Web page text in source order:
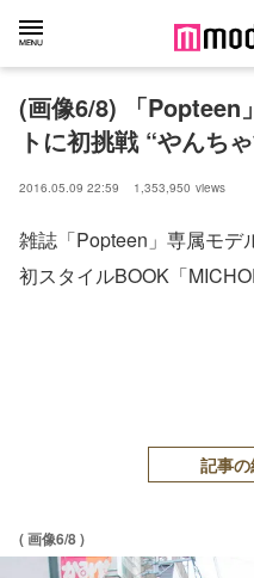
(画像6/8) 「Popteen
トに初挑戦 “やんち
2016.05.09 22:59 1,353,950 views
雑誌「Popteen」専属モデ
初スタイルBOOK「
記事
( 画像6/8 )